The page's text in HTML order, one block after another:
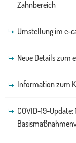
Zahnbereich
Umstellung im e-
Neue Details zum
Information zum
COVID-19-Update: